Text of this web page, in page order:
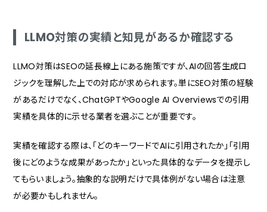
LLMO対策の実績と知見があるか確認する
LLMO対策はSEOの延長線上にある施策ですが、AIの回答生成ロ
ジックを理解した上での対応が求められます。単にSEO対策の経験
があるだけでなく、ChatGPTやGoogle AI Overviewsでの引用
実績を具体的に示せる業者を選ぶことが重要です。
実績を確認する際は、「どのキーワードでAIに引用されたか」「引用
後にどのような成果があったか」といった具体的なデータを提示し
てもらいましょう。抽象的な説明だけで具体例がない場合は注意
が必要かもしれません。